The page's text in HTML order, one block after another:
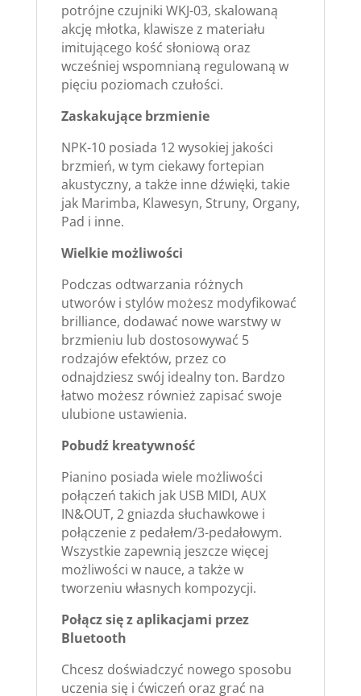
potrójne czujniki WKJ-03, skalowaną
akcję młotka, klawisze z materiału
imitującego kość słoniową oraz
wcześniej wspomnianą regulowaną w
pięciu poziomach czułości.
Zaskakujące brzmienie
NPK-10 posiada 12 wysokiej jakości
brzmień, w tym ciekawy fortepian
akustyczny, a także inne dźwięki, takie
jak Marimba, Klawesyn, Struny, Organy,
Pad i inne.
Wielkie możliwości
Podczas odtwarzania różnych
utworów i stylów możesz modyfikować
brilliance, dodawać nowe warstwy w
brzmieniu lub dostosowywać 5
rodzajów efektów, przez co
odnajdziesz swój idealny ton. Bardzo
łatwo możesz również zapisać swoje
ulubione ustawienia.
Pobudź kreatywność
Pianino posiada wiele możliwości
połączeń takich jak USB MIDI, AUX
IN&OUT, 2 gniazda słuchawkowe i
połączenie z pedałem/3-pedałowym.
Wszystkie zapewnią jeszcze więcej
możliwości w nauce, a także w
tworzeniu własnych kompozycji.
Połącz się z aplikacjami przez
Bluetooth
Chcesz doświadczyć nowego sposobu
uczenia się i ćwiczeń oraz grać na